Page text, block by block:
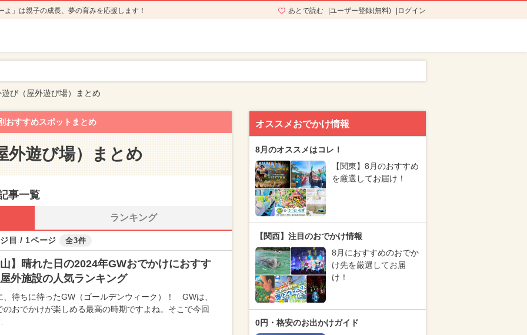
」は親子の成長、夢の育みを応援します！ あとで読む ユーザー登録(無料) ログイン
遊び（屋外遊び場）まとめ
おすすめスポットまとめ
外遊び場）まとめ
事一覧
ランキング
目 / 1ページ 全3件
山】晴れた日の2024年GWおでかけにおすす
外施設の人気ランキング
、待ちに待ったGW（ゴールデンウィーク）！ GWは、
のおでかけが楽しめる最高の時期ですよね。そこで今回
オススメおでかけ情報
8月のオススメはコレ！
【関東】8月のおすすめ
を厳選してお届け！
【関西】注目のおでかけ情報
8月におすすめのおでか
け先を厳選してお届
け！
0円・格安のお出かけガイド